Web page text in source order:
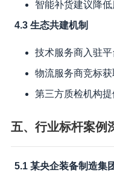
智能补货建议降
4.3 生态共建机制
技术服务商入驻
物流服务商竞标
第三方质检机构
五、行业标杆案例
5.1 某央企装备制造集